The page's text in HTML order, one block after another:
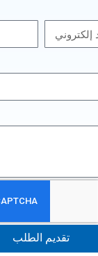
تقديم الطلب